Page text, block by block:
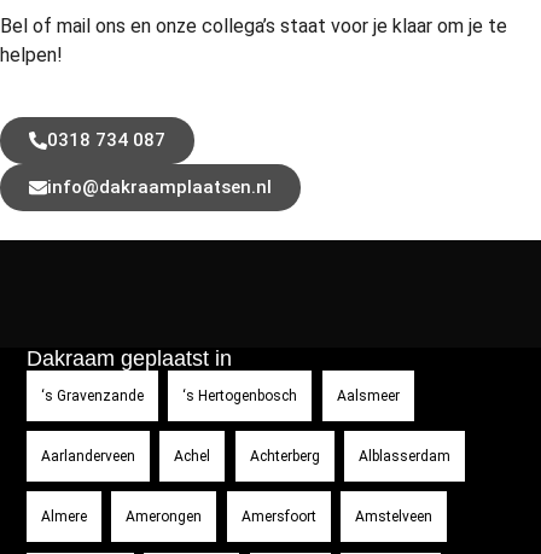
Bel of mail ons en onze collega’s staat voor je klaar om je te
helpen!
0318 734 087
info@dakraamplaatsen.nl
Dakraam geplaatst in
‘s Gravenzande ‘s Hertogenbosch Aalsmeer
Aarlanderveen Achel Achterberg Alblasserdam
Almere Amerongen Amersfoort Amstelveen